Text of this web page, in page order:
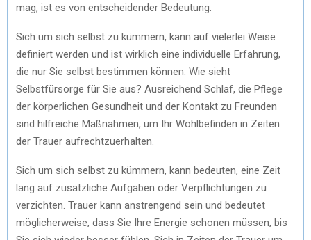
mag, ist es von entscheidender Bedeutung.
Sich um sich selbst zu kümmern, kann auf vielerlei Weise
definiert werden und ist wirklich eine individuelle Erfahrung,
die nur Sie selbst bestimmen können. Wie sieht
Selbstfürsorge für Sie aus? Ausreichend Schlaf, die Pflege
der körperlichen Gesundheit und der Kontakt zu Freunden
sind hilfreiche Maßnahmen, um Ihr Wohlbefinden in Zeiten
der Trauer aufrechtzuerhalten.
Sich um sich selbst zu kümmern, kann bedeuten, eine Zeit
lang auf zusätzliche Aufgaben oder Verpflichtungen zu
verzichten. Trauer kann anstrengend sein und bedeutet
möglicherweise, dass Sie Ihre Energie schonen müssen, bis